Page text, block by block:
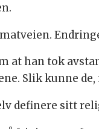
at han tok
Slik kunne
definere sitt